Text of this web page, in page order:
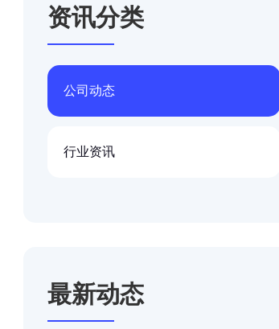
资讯分类
公司动态
行业资讯
最新动态